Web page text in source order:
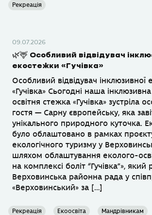
Рекреація
09.07.2026
🌿🦌 Особливий відвідувач
екостежки «Гучівка»
Особливий відвідувач інклюзивної
«Гучівка» Сьогодні наша
освітня стежка «Гучівка» зустріла
гостя — Сарну європейську, яка
унікального природного куточка.
було облаштовано в рамках
екологічного туризму у
шляхом облаштування еколого-
на комплексі боліт “Гучівка”», який
Верховинська районна рада у
«Верховинський» за […]
Рекреація Екоосвіта Мандрівникам